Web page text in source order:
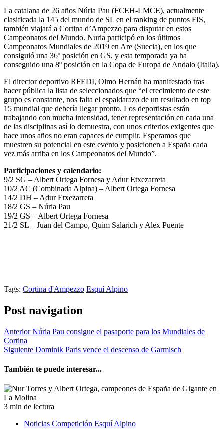
La catalana de 26 años Núria Pau (FCEH-LMCE), actualmente
clasificada la 145 del mundo de SL en el ranking de puntos FIS,
también viajará a Cortina d’Ampezzo para disputar en estos
Campeonatos del Mundo. Nuria participó en los últimos
Campeonatos Mundiales de 2019 en Are (Suecia), en los que
consiguió una 36º posición en GS, y esta temporada ya ha
conseguido una 8º posición en la Copa de Europa de Andalo (Italia).
El director deportivo RFEDI, Olmo Hernán ha manifestado tras
hacer pública la lista de seleccionados que “el crecimiento de este
grupo es constante, nos falta el espaldarazo de un resultado en top
15 mundial que debería llegar pronto. Los deportistas están
trabajando con mucha intensidad, tener representación en cada una
de las disciplinas así lo demuestra, con unos criterios exigentes que
hace unos años no eran capaces de cumplir. Esperamos que
muestren su potencial en este evento y posicionen a España cada
vez más arriba en los Campeonatos del Mundo”.
Participaciones y calendario:
9/2 SG – Albert Ortega Fornesa y Adur Etxezarreta
10/2 AC (Combinada Alpina) – Albert Ortega Fornesa
14/2 DH – Adur Etxezarreta
18/2 GS – Núria Pau
19/2 GS – Albert Ortega Fornesa
21/2 SL – Juan del Campo, Quim Salarich y Alex Puente
Tags: Cortina d'Ampezzo Esquí Alpino
Post navigation
AnteriorNúria Pau consigue el pasaporte para los Mundiales de
Cortina
Siguiente Dominik Paris vence el descenso de Garmisch
También te puede interesar...
3 min de lectura
Noticias Competición Esquí Alpino